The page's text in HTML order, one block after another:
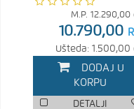
M.P. 12.290,00
10.790,00
Ušteda: 1.500,00
DODAJ U
KORPU
DETALJI